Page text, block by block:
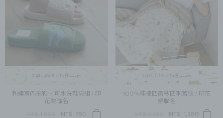
刺繡室內拖鞋 + 可水洗鞋袋組 / 印
花樂聯名
NT$ 780
100%純棉四層紗四季蓋毯 / 印花
樂聯名
NT$ 1,380